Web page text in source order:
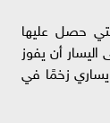
حصل عليها
على اليسار أن يفوز
يساري زخمًا في